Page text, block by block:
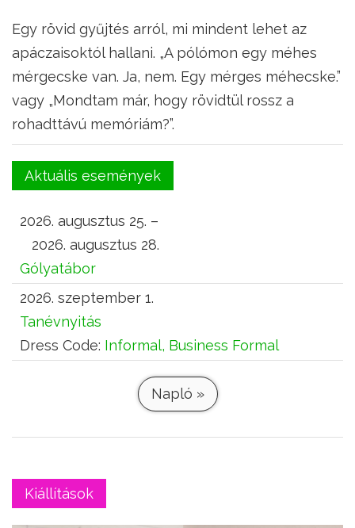
Egy rövid gyűjtés arról, mi mindent lehet az
apáczaisoktól hallani. „A pólómon egy méhes
mérgecske van. Ja, nem. Egy mérges méhecske.”
vagy „Mondtam már, hogy rövidtül rossz a
rohadttávú memóriám?”.
Aktuális események
2026. augusztus 25. –
2026. augusztus 28.
Gólyatábor
2026. szeptember 1.
Tanévnyitás
Dress Code: Informal, Business Formal
Napló »
Kiállítások